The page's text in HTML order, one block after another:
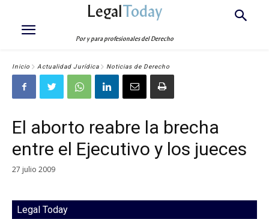
LegalToday
Por y para profesionales del Derecho
Inicio Actualidad Jurídica Noticias de Derecho
El aborto reabre la brecha
entre el Ejecutivo y los jueces
27 julio 2009
Legal Today